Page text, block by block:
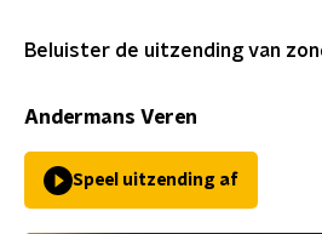
Beluister de uitzending van
Andermans Veren
Speel uitzending af